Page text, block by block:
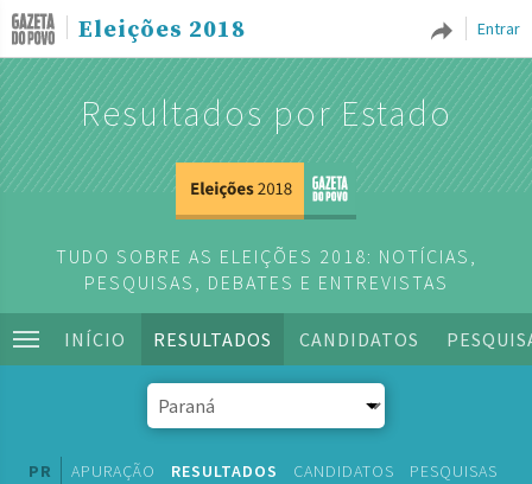
Entrar
Eleições 2018
Resultados por Estado
TUDO SOBRE AS ELEIÇÕES 2018: NOTÍCIAS,
PESQUISAS, DEBATES E ENTREVISTAS
INÍCIO RESULTADOS CANDIDATOS
PR APURAÇÃO RESULTADOS CANDIDATOS PESQUISAS